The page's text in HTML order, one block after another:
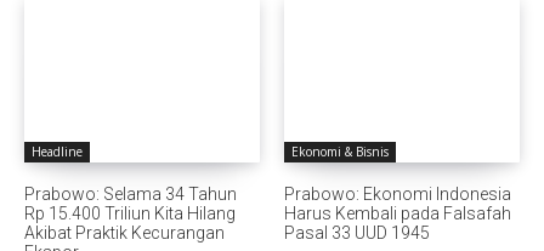
Headline
Prabowo: Selama 34 Tahun
Rp 15.400 Triliun Kita Hilang
Akibat Praktik Kecurangan
Ekonomi & Bisnis
Prabowo: Ekonomi Indonesia
Harus Kembali pada Falsafah
Pasal 33 UUD 1945